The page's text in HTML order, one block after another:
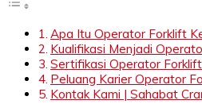
Apa Itu Operator Forklift
Kualifikasi Menjadi
Sertifikasi Operator
Peluang Karier Operator
Kontak Kami | Sahabat